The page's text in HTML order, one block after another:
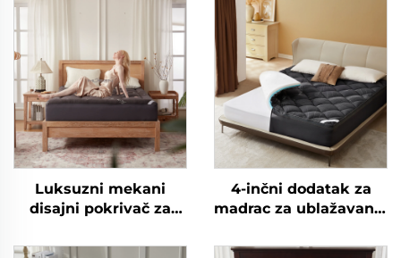
Luksuzni mekani
disajni pokrivač za
džepovima protiv
4-inčni dodatak za
madrac za ublažavanje
Dvostratni dodatak